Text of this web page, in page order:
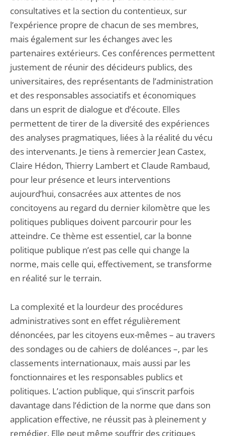
consultatives et la section du contentieux, sur
l’expérience propre de chacun de ses membres,
mais également sur les échanges avec les
partenaires extérieurs. Ces conférences permettent
justement de réunir des décideurs publics, des
universitaires, des représentants de l’administration
et des responsables associatifs et économiques
dans un esprit de dialogue et d’écoute. Elles
permettent de tirer de la diversité des expériences
des analyses pragmatiques, liées à la réalité du vécu
des intervenants. Je tiens à remercier Jean Castex,
Claire Hédon, Thierry Lambert et Claude Rambaud,
pour leur présence et leurs interventions
aujourd’hui, consacrées aux attentes de nos
concitoyens au regard du dernier kilomètre que les
politiques publiques doivent parcourir pour les
atteindre. Ce thème est essentiel, car la bonne
politique publique n’est pas celle qui change la
norme, mais celle qui, effectivement, se transforme
en réalité sur le terrain.
La complexité et la lourdeur des procédures
administratives sont en effet régulièrement
dénoncées, par les citoyens eux-mêmes – au travers
des sondages ou de cahiers de doléances –, par les
classements internationaux, mais aussi par les
fonctionnaires et les responsables publics et
politiques. L’action publique, qui s’inscrit parfois
davantage dans l’édiction de la norme que dans son
application effective, ne réussit pas à pleinement y
remédier. Elle peut même souffrir des critiques